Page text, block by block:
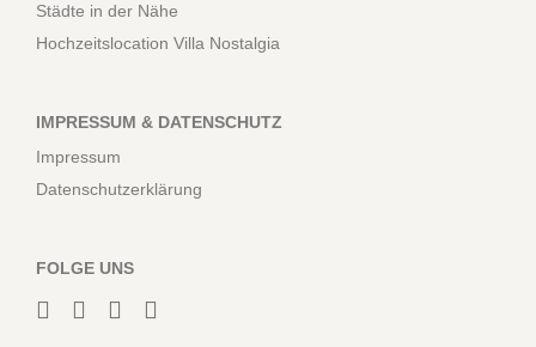
Städte in der Nähe
Hochzeitslocation Villa Nostalgia
IMPRESSUM & DATENSCHUTZ
Impressum
Datenschutzerklärung
FOLGE UNS